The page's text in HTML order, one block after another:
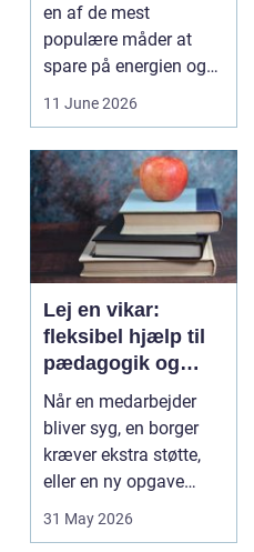
en af de mest
populære måder at
spare på energien og
få et bedre indeklima
11 June 2026
Lej en vikar:
fleksibel hjælp til
pædagogik og
sundhed
Når en medarbejder
bliver syg, en borger
kræver ekstra støtte,
eller en ny opgave
opstår fra dag til...
31 May 2026